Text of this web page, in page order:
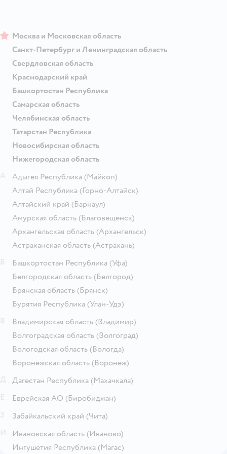
Москва и Московская область
Санкт-Петербург и Ленинградская область
Свердловская область
Краснодарский край
Башкортостан Республика
Самарская область
Челябинская область
Татарстан Республика
Новосибирская область
Нижегородская область
Адыгея Республика (Майкоп)
Алтай Республика (Горно-Алтайск)
Алтайский край (Барнаул)
Амурская область (Благовещенск)
Архангельская область (Архангельск)
Астраханская область (Астрахань)
Башкортостан Республика (Уфа)
Белгородская область (Белгород)
Брянская область (Брянск)
Бурятия Республика (Улан-Удэ)
Владимирская область (Владимир)
Волгоградская область (Волгоград)
Вологодская область (Вологда)
Воронежская область (Воронеж)
Дагестан Республика (Махачкала)
Еврейская АО (Биробиджан)
Забайкальский край (Чита)
Ивановская область (Иваново)
Ингушетия Республика (Магас)